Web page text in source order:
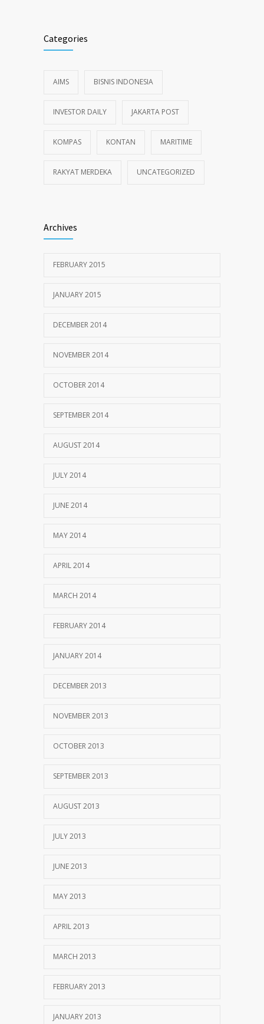
Categories
AIMS BISNIS INDONESIA
INVESTOR DAILY JAKARTA POST
KOMPAS KONTAN MARITIME
RAKYAT MERDEKA UNCATEGORIZED
Archives
FEBRUARY 2015
JANUARY 2015
DECEMBER 2014
NOVEMBER 2014
OCTOBER 2014
SEPTEMBER 2014
AUGUST 2014
JULY 2014
JUNE 2014
MAY 2014
APRIL 2014
MARCH 2014
FEBRUARY 2014
JANUARY 2014
DECEMBER 2013
NOVEMBER 2013
OCTOBER 2013
SEPTEMBER 2013
AUGUST 2013
JULY 2013
JUNE 2013
MAY 2013
APRIL 2013
MARCH 2013
FEBRUARY 2013
JANUARY 2013